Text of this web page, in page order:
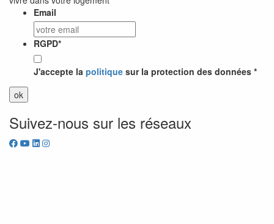
Email
RGPD*
J'accepte la politique sur la protection des données *
Suivez-nous sur les réseaux